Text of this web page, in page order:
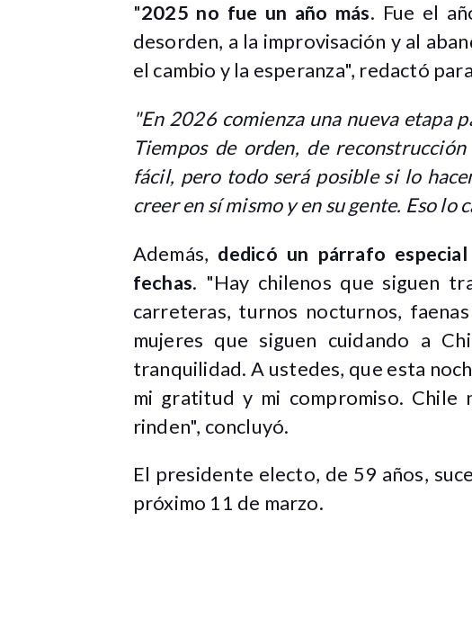
"2025 no fue un año más. Fue el
desorden, a la improvisación y al
el cambio y la esperanza", redactó
"En 2026 comienza una nueva etapa
Tiempos de orden, de
fácil, pero todo será posible si lo
creer en sí mismo y en su gente. Eso lo
Además, dedicó un párrafo
fechas. "Hay chilenos que siguen
carreteras, turnos nocturnos,
mujeres que siguen cuidando a
tranquilidad. A ustedes, que esta
mi gratitud y mi compromiso.
rinden", concluyó.
El presidente electo, de 59 años,
próximo 11 de marzo.